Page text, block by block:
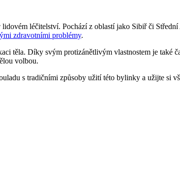
léčitelství. Pochází z oblastí jako Sibiř či
zdravotními problémy.
těla. Díky svým protizánětlivým vlastnostem je také
volbou.
s tradičními způsoby užití této bylinky a užijte si